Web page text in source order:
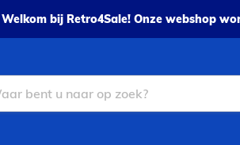
Welkom bij Retro4Sale! Onze webshop